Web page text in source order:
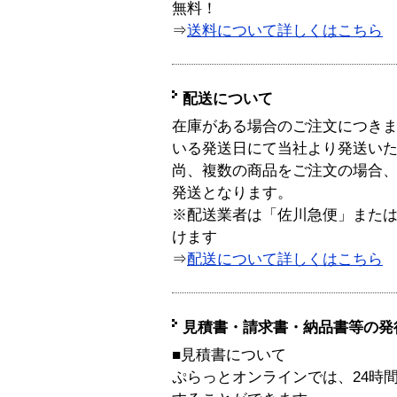
無料！
⇒送料について詳しくはこちら
配送について
在庫がある場合のご注文につき
いる発送日にて当社より発送い
尚、複数の商品をご注文の場合
発送となります。
※配送業者は「佐川急便」また
けます
⇒配送について詳しくはこちら
見積書・請求書・納品書等の
■見積書について
ぷらっとオンラインでは、24時